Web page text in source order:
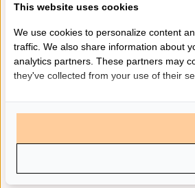
This website uses cookies
We use cookies to personalize content
traffic. We also share information about
analytics partners. These partners may
they've collected from your use of their